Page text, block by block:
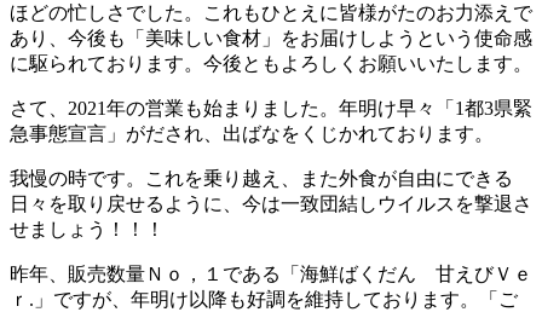
ほどの忙しさでした。これもひとえに皆様がたのお力添えで
あり、今後も「美味しい食材」をお届けしようという使命感
に駆られております。今後ともよろしくお願いいたします。
さて、2021年の営業も始まりました。年明け早々「1都3県緊
急事態宣言」がだされ、出ばなをくじかれております。
我慢の時です。これを乗り越え、また外食が自由にできる
日々を取り戻せるように、今は一致団結しウイルスを撃退さ
せましょう！！！
昨年、販売数量Ｎｏ，１である「海鮮ばくだん 甘えびＶｅ
ｒ.」ですが、年明け以降も好調を維持しております。「ご